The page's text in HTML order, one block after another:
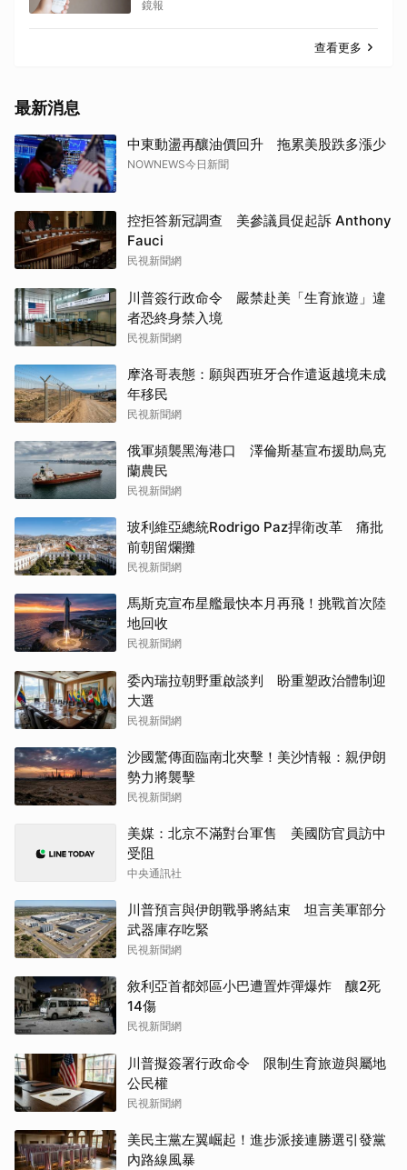
是「它」
鏡報
查看更多
最新消息
中東動盪再釀油價回升 拖累美股跌多漲少
NOWNEWS今日新聞
控拒答新冠調查 美參議員促起訴 Anthony
Fauci
民視新聞網
川普簽行政命令 嚴禁赴美「生育旅遊」違
者恐終身禁入境
民視新聞網
摩洛哥表態：願與西班牙合作遣返越境未成
年移民
民視新聞網
俄軍頻襲黑海港口 澤倫斯基宣布援助烏克
蘭農民
民視新聞網
玻利維亞總統Rodrigo Paz捍衛改革 痛批
前朝留爛攤
民視新聞網
馬斯克宣布星艦最快本月再飛！挑戰首次陸
地回收
民視新聞網
委內瑞拉朝野重啟談判 盼重塑政治體制迎
大選
民視新聞網
沙國驚傳面臨南北夾擊！美沙情報：親伊朗
勢力將襲擊
民視新聞網
美媒：北京不滿對台軍售 美國防官員訪中
受阻
中央通訊社
川普預言與伊朗戰爭將結束 坦言美軍部分
武器庫存吃緊
民視新聞網
敘利亞首都郊區小巴遭置炸彈爆炸 釀2死
14傷
民視新聞網
川普擬簽署行政命令 限制生育旅遊與屬地
公民權
民視新聞網
美民主黨左翼崛起！進步派接連勝選引發黨
內路線風暴